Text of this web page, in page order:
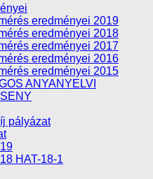
eredményei 2019
eredményei 2018
eredményei 2017
eredményei 2016
eredményei 2015
ANYANYELVI
pályázat
HAT-18-1